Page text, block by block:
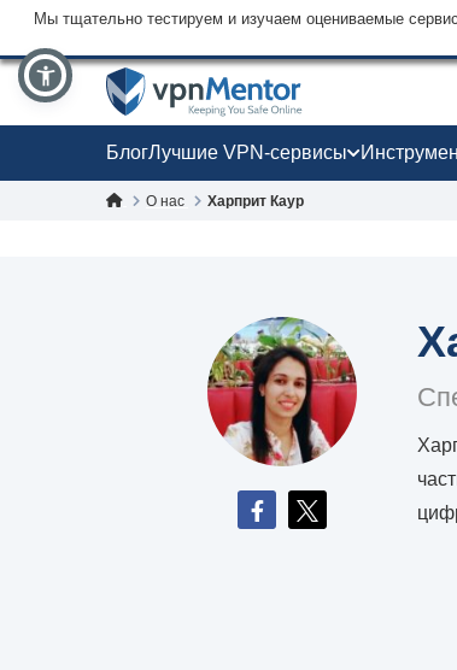
Мы тщательно тестируем и изучаем оцениваемые
БлогЛучшие VPN-сервисы
О нас Харприт Каур